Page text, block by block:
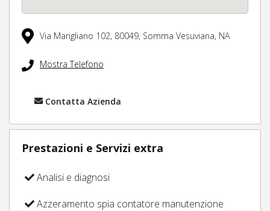
Via Marigliano 102, 80049, Somma Vesuviana, NA
Mostra Telefono
Contatta Azienda
Prestazioni e Servizi extra
Analisi e diagnosi
Azzeramento spia contatore manutenzione